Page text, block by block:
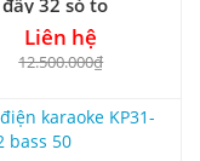
Liên hệ
12.500.000₫